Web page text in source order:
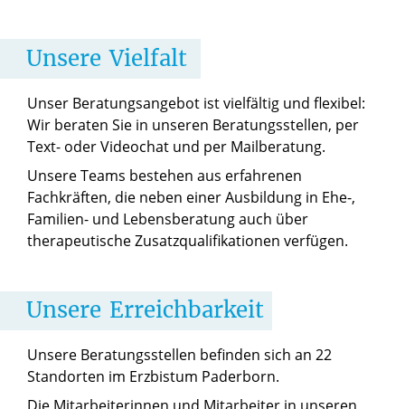
Unsere Vielfalt
Unser Beratungsangebot ist vielfältig und flexibel:
Wir beraten Sie in unseren Beratungsstellen, per
Text- oder Videochat und per Mailberatung.
Unsere Teams bestehen aus erfahrenen
Fachkräften, die neben einer Ausbildung in Ehe-,
Familien- und Lebensberatung auch über
therapeutische Zusatzqualifikationen verfügen.
Unsere Erreichbarkeit
Unsere Beratungsstellen befinden sich an 22
Standorten im Erzbistum Paderborn.